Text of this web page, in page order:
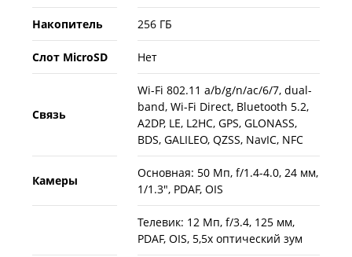
Накопитель 256 ГБ
Слот MicroSD Нет
Связь
Wi-Fi 802.11 a/b/g/n/ac/6/7, dual-
band, Wi-Fi Direct, Bluetooth 5.2,
A2DP, LE, L2HC, GPS, GLONASS,
BDS, GALILEO, QZSS, NavIC, NFC
Камеры
Основная: 50 Мп, f/1.4-4.0, 24 мм,
1/1.3", PDAF, OIS
Телевик: 12 Мп, f/3.4, 125 мм,
PDAF, OIS, 5,5x оптический зум